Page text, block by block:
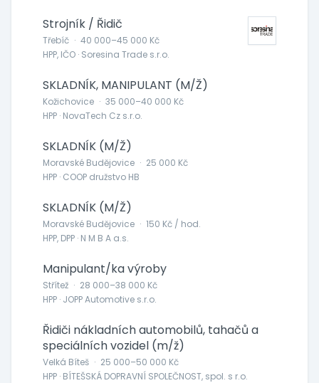
Strojník / Řidič
Třebíč · 40 000–45 000 Kč
HPP, IČO · Soresina Trade s.r.o.
SKLADNÍK, MANIPULANT (M/Ž)
Kožichovice · 35 000–40 000 Kč
HPP · NovaTech Cz s.r.o.
SKLADNÍK (M/Ž)
Moravské Budějovice · 25 000 Kč
HPP · COOP družstvo HB
SKLADNÍK (M/Ž)
Moravské Budějovice · 150 Kč / hod.
HPP, DPP · N M B A a.s.
Manipulant/ka výroby
Střítež · 28 000–38 000 Kč
HPP · JOPP Automotive s.r.o.
Řidiči nákladních automobilů, tahačů a
speciálních vozidel (m/ž)
Velká Bíteš · 25 000–50 000 Kč
HPP · BÍTEŠSKÁ DOPRAVNÍ SPOLEČNOST, spol. s r.o.